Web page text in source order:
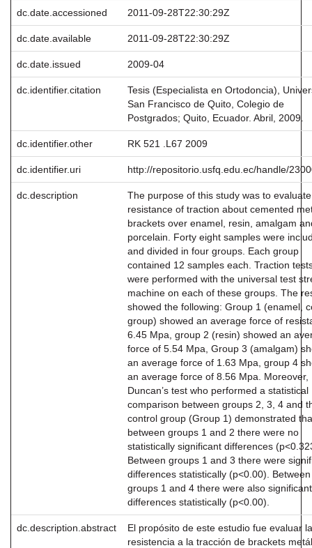
dc.date.accessioned 2011-09-28T22:30:29Z
dc.date.available 2011-09-28T22:30:29Z
dc.date.issued 2009-04
dc.identifier.citation
Tesis (Especialista en Ortodoncia),
San Francisco de Quito, Colegio de
Postgrados; Quito, Ecuador. Abril, 2009.
dc.identifier.other RK 521 .L67 2009
dc.identifier.uri http://repositorio.usfq.edu.ec/handle/
dc.description
The purpose of this study was to
resistance of traction about cemented
brackets over enamel, resin, amalgam
porcelain. Forty eight samples were
and divided in four groups. Each group
contained 12 samples each. Traction
were performed with the universal test
machine on each of these groups. The
showed the following: Group 1 (enamel,
group) showed an average force of
6.45 Mpa, group 2 (resin) showed an
force of 5.54 Mpa, Group 3 (amalgam)
an average force of 1.63 Mpa, group 4
an average force of 8.56 Mpa. Moreover,
Duncan’s test who performed a statistical
comparison between groups 2, 3, 4 and
control group (Group 1) demonstrated
between groups 1 and 2 there were no
statistically significant differences
Between groups 1 and 3 there were
differences statistically (p<0.00). Between
groups 1 and 4 there were also significant
differences statistically (p<0.00).
dc.description.abstract
El propósito de este estudio fue evaluar la
resistencia a la tracción de brackets